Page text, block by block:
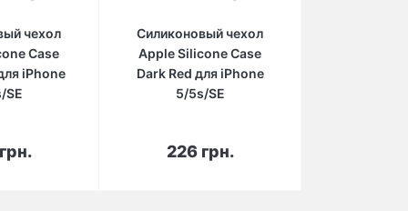
чехол
Case
iPhone
SE
Силиконовый чехол
Apple Silicone Case
Dark Red для iPhone
5/5s/SE
226 грн.
В корзину